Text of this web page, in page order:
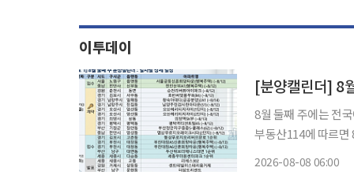
이투데이
[분양캘린더] 8
8월 둘째 주에는 전국에서 4808
부동산114에 따르면 8
2026-08-08 06:00